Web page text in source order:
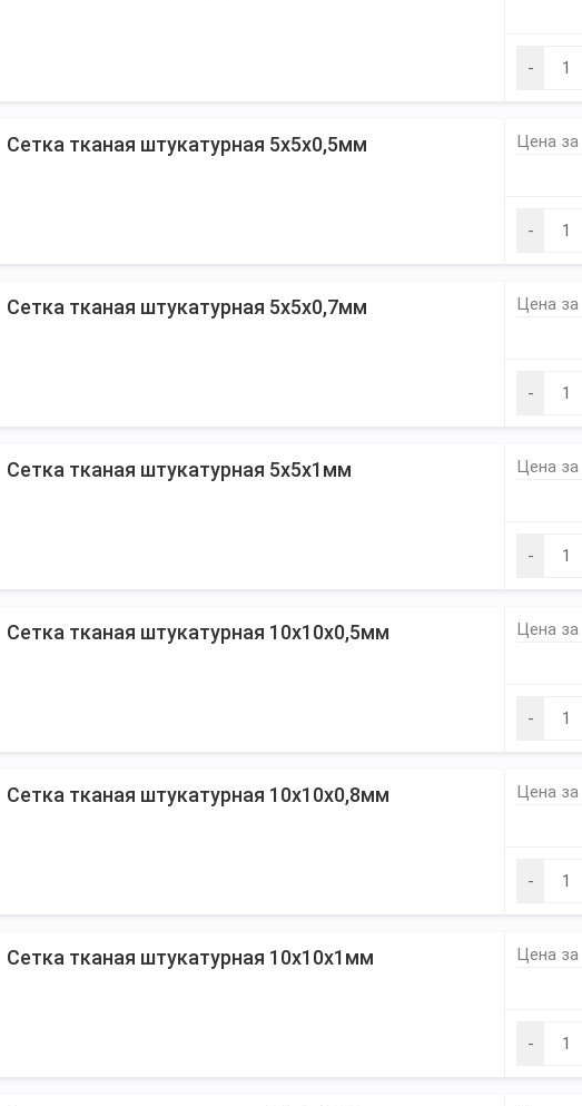
Сетка тканая штукатурная 5х5х0,5мм Цена за
Сетка тканая штукатурная 5х5х0,7мм Цена за
Сетка тканая штукатурная 5х5х1мм Цена за
Сетка тканая штукатурная 10х10х0,5мм Цена за
Сетка тканая штукатурная 10х10х0,8мм Цена за
Сетка тканая штукатурная 10х10х1мм Цена за